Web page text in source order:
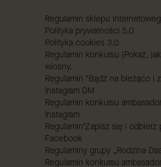
Regulamin sklepu
Polityka prywatności 5.0
Polityka cookies 3.0
Regulamin konkursu |Pokaż,
wiosny.
Regulamin "Bądź na bieżąco i
Instagram DM
Regulamin konkursu
Instagram
Regulamin"Zapisz się i odbierz
Facebook
Regulaminy grupy „Rodzina
Regulamin konkursu